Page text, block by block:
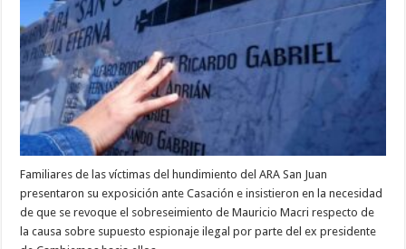
ARA
SAN
PIDEN
QUE
SE
REVOQUE
EL
SOBRESEIMIENTO
A
MACRI
Familiares de las víctimas del hundimiento del ARA San Juan
presentaron su exposición ante Casación e insistieron en la necesidad
de que se revoque el sobreseimiento de Mauricio Macri respecto de
la causa sobre supuesto espionaje ilegal por parte del ex presidente